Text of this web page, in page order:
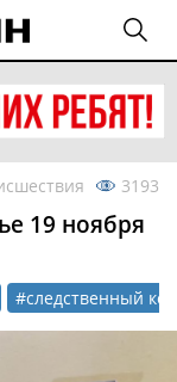
3193
19 ноября
#следственный